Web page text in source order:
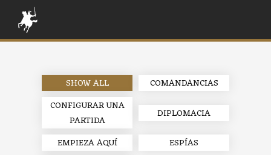
SHOW ALL
COMANDANCIAS
CONFIGURAR UNA
PARTIDA
DIPLOMACIA
EMPIEZA AQUÍ
ESPÍAS